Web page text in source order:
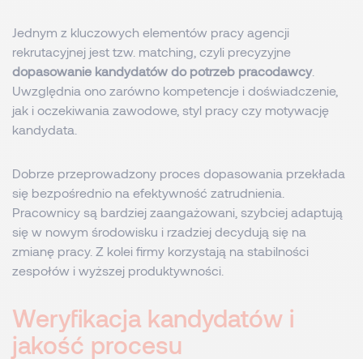
Jednym z kluczowych elementów pracy agencji
rekrutacyjnej jest tzw. matching, czyli precyzyjne
dopasowanie kandydatów do potrzeb pracodawcy.
Uwzględnia ono zarówno kompetencje i doświadczenie,
jak i oczekiwania zawodowe, styl pracy czy motywację
kandydata.
Dobrze przeprowadzony proces dopasowania przekłada
się bezpośrednio na efektywność zatrudnienia.
Pracownicy są bardziej zaangażowani, szybciej adaptują
się w nowym środowisku i rzadziej decydują się na
zmianę pracy. Z kolei firmy korzystają na stabilności
zespołów i wyższej produktywności.
Weryfikacja kandydatów i
jakość procesu